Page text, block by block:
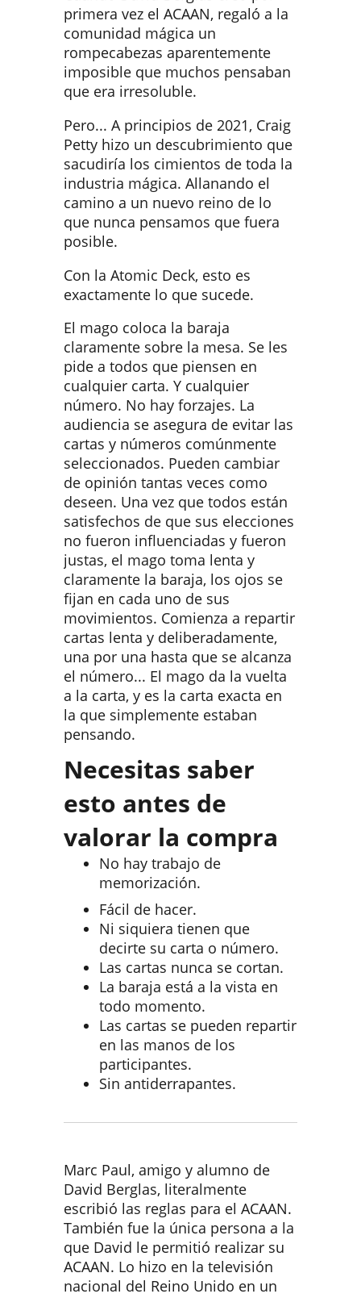
primera vez el ACAAN, regaló a la
comunidad mágica un
rompecabezas aparentemente
imposible que muchos pensaban
que era irresoluble.
Pero... A principios de 2021, Craig
Petty hizo un descubrimiento que
sacudiría los cimientos de toda la
industria mágica. Allanando el
camino a un nuevo reino de lo
que nunca pensamos que fuera
posible.
Con la Atomic Deck, esto es
exactamente lo que sucede.
El mago coloca la baraja
claramente sobre la mesa. Se les
pide a todos que piensen en
cualquier carta. Y cualquier
número. No hay forzajes. La
audiencia se asegura de evitar las
cartas y números comúnmente
seleccionados. Pueden cambiar
de opinión tantas veces como
deseen. Una vez que todos están
satisfechos de que sus elecciones
no fueron influenciadas y fueron
justas, el mago toma lenta y
claramente la baraja, los ojos se
fijan en cada uno de sus
movimientos. Comienza a repartir
cartas lenta y deliberadamente,
una por una hasta que se alcanza
el número... El mago da la vuelta
a la carta, y es la carta exacta en
la que simplemente estaban
pensando.
Necesitas saber
esto antes de
valorar la compra
No hay trabajo de
memorización.
Fácil de hacer.
Ni siquiera tienen que
decirte su carta o número.
Las cartas nunca se cortan.
La baraja está a la vista en
todo momento.
Las cartas se pueden repartir
en las manos de los
participantes.
Sin antiderrapantes.
Marc Paul, amigo y alumno de
David Berglas, literalmente
escribió las reglas para el ACAAN.
También fue la única persona a la
que David le permitió realizar su
ACAAN. Lo hizo en la televisión
nacional del Reino Unido en un